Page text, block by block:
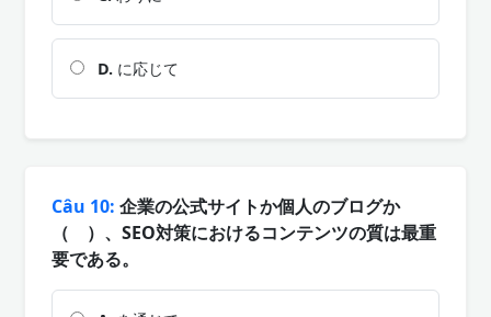
D. に応じて
Câu 10: 企業の公式サイトか個人のブログか
（ ）、SEO対策におけるコンテンツの質は最重
要である。